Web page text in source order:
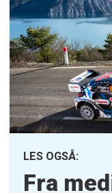
LES OGSÅ:
Fra